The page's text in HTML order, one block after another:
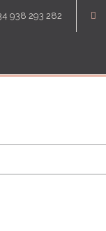
938 293 282